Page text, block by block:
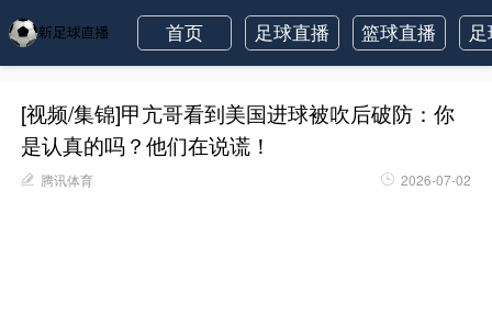
首页 足球直播 篮球直播
[视频/集锦]甲亢哥看到美国进球被吹后破防：你
是认真的吗？他们在说谎！
腾讯体育 2026-07-02